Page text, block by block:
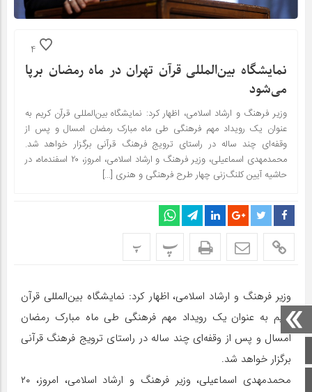
صفحه اصلی
اینستاگرام
4
نمایشگاه بین‌المللی قرآن تهران در ماه رمضان برپا
می‌شود
وزیر فرهنگ و ارشاد اسلامی، اظهار کرد: نمایشگاه بین‌المللی قرآن کریم به
عنوان یک رویداد مهم فرهنگی طی ماه مبارک رمضان امسال و پس از
وقفه‌ای چند ساله در راستای ترویج فرهنگ قرآنی برگزار خواهد شد.
محمدمهدی اسماعیلی، وزیر فرهنگ و ارشاد اسلامی، امروز، ۲۰ اسفندماه، در
حاشیه آیین کلنگ‌زنی چهار طرح فرهنگی و هنری […]
پ پ
وزیر فرهنگ و ارشاد اسلامی، اظهار کرد: نمایشگاه بین‌المللی قرآن
کریم به عنوان یک رویداد مهم فرهنگی طی ماه مبارک رمضان
امسال و پس از وقفه‌ای چند ساله در راستای ترویج فرهنگ قرآنی
برگزار خواهد شد.
محمدمهدی اسماعیلی، وزیر فرهنگ و ارشاد اسلامی، امروز، ۲۰